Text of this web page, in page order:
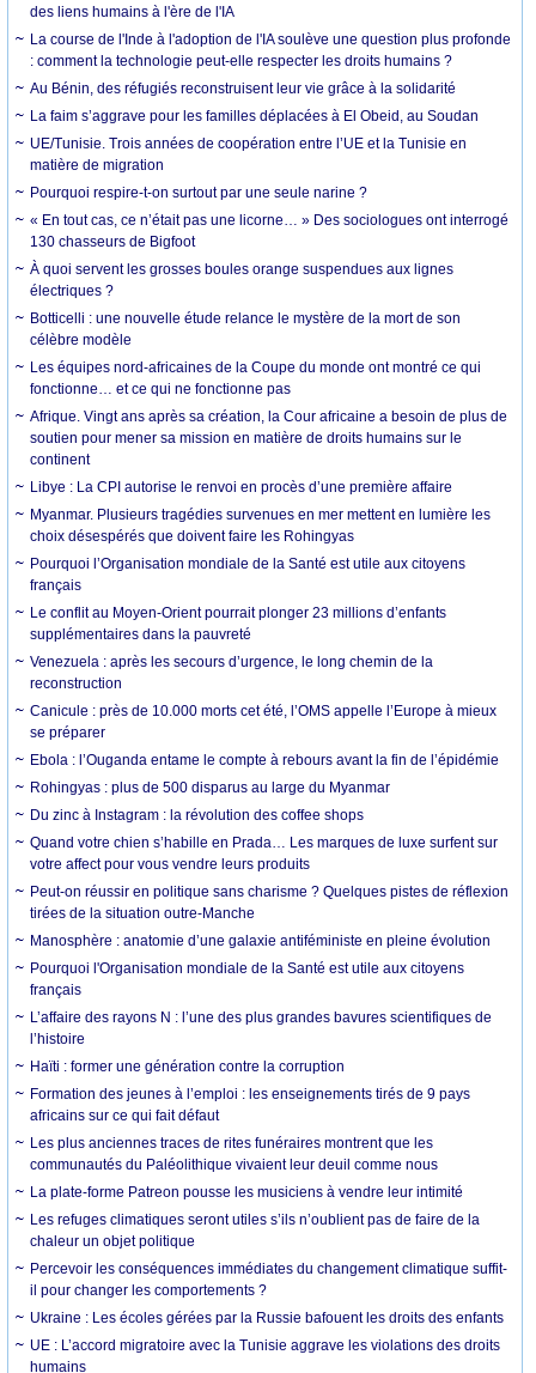
des liens humains à l'ère de l'IA
La course de l'Inde à l'adoption de l'IA soulève une question plus profonde
: comment la technologie peut-elle respecter les droits humains ?
Au Bénin, des réfugiés reconstruisent leur vie grâce à la solidarité
La faim s’aggrave pour les familles déplacées à El Obeid, au Soudan
UE/Tunisie. Trois années de coopération entre l’UE et la Tunisie en
matière de migration
Pourquoi respire-t-on surtout par une seule narine ?
« En tout cas, ce n’était pas une licorne… » Des sociologues ont interrogé
130 chasseurs de Bigfoot
À quoi servent les grosses boules orange suspendues aux lignes
électriques ?
Botticelli : une nouvelle étude relance le mystère de la mort de son
célèbre modèle
Les équipes nord-africaines de la Coupe du monde ont montré ce qui
fonctionne… et ce qui ne fonctionne pas
Afrique. Vingt ans après sa création, la Cour africaine a besoin de plus de
soutien pour mener sa mission en matière de droits humains sur le
continent
Libye : La CPI autorise le renvoi en procès d’une première affaire
Myanmar. Plusieurs tragédies survenues en mer mettent en lumière les
choix désespérés que doivent faire les Rohingyas
Pourquoi l’Organisation mondiale de la Santé est utile aux citoyens
français
Le conflit au Moyen-Orient pourrait plonger 23 millions d’enfants
supplémentaires dans la pauvreté
Venezuela : après les secours d’urgence, le long chemin de la
reconstruction
Canicule : près de 10.000 morts cet été, l’OMS appelle l’Europe à mieux
se préparer
Ebola : l’Ouganda entame le compte à rebours avant la fin de l’épidémie
Rohingyas : plus de 500 disparus au large du Myanmar
Du zinc à Instagram : la révolution des coffee shops
Quand votre chien s’habille en Prada… Les marques de luxe surfent sur
votre affect pour vous vendre leurs produits
Peut-on réussir en politique sans charisme ? Quelques pistes de réflexion
tirées de la situation outre-Manche
Manosphère : anatomie d’une galaxie antiféministe en pleine évolution
Pourquoi l'Organisation mondiale de la Santé est utile aux citoyens
français
L’affaire des rayons N : l’une des plus grandes bavures scientifiques de
l’histoire
Haïti : former une génération contre la corruption
Formation des jeunes à l’emploi : les enseignements tirés de 9 pays
africains sur ce qui fait défaut
Les plus anciennes traces de rites funéraires montrent que les
communautés du Paléolithique vivaient leur deuil comme nous
La plate-forme Patreon pousse les musiciens à vendre leur intimité
Les refuges climatiques seront utiles s’ils n’oublient pas de faire de la
chaleur un objet politique
Percevoir les conséquences immédiates du changement climatique suffit-
il pour changer les comportements ?
Ukraine : Les écoles gérées par la Russie bafouent les droits des enfants
UE : L’accord migratoire avec la Tunisie aggrave les violations des droits
humains